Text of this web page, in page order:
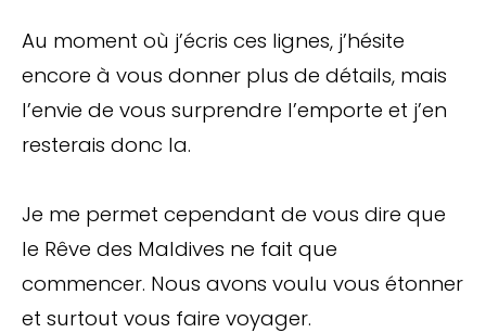
Au moment où j’écris ces lignes, j’hésite
encore à vous donner plus de détails, mais
l’envie de vous surprendre l’emporte et j’en
resterais donc la.
Je me permet cependant de vous dire que
le Rêve des Maldives ne fait que
commencer. Nous avons voulu vous étonner
et surtout vous faire voyager.